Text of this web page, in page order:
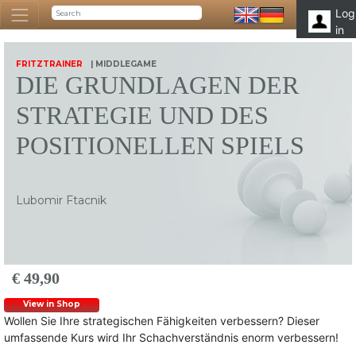
Log
in
FRITZTRAINER | MIDDLEGAME
DIE GRUNDLAGEN DER
STRATEGIE UND DES
POSITIONELLEN SPIELS
Lubomir Ftacnik
€ 49,90
View in Shop
Wollen Sie Ihre strategischen Fähigkeiten verbessern? Dieser
umfassende Kurs wird Ihr Schachverständnis enorm verbessern!